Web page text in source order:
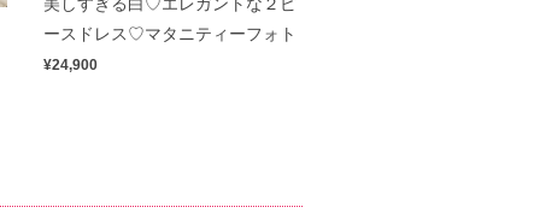
ースドレス♡マタニティーフォト
¥24,900